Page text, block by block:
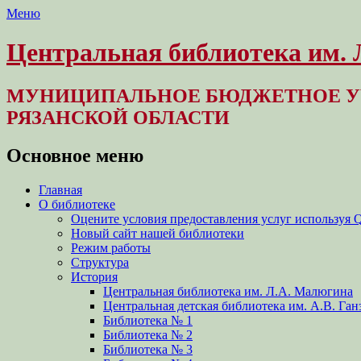
Меню
Центральная библиотека
МУНИЦИПАЛЬНОЕ БЮДЖЕТНОЕ
РЯЗАНСКОЙ ОБЛАСТИ
Основное меню
Перейти
содержимому
Главная
О библиотеке
Оцените условия предоставления услуг используя
Новый сайт нашей библиотеки
Режим работы
Структура
История
Центральная библиотека им. Л.А. Малюгина
Центральная детская библиотека им. А.В.
Библиотека № 1
Библиотека № 2
Библиотека № 3